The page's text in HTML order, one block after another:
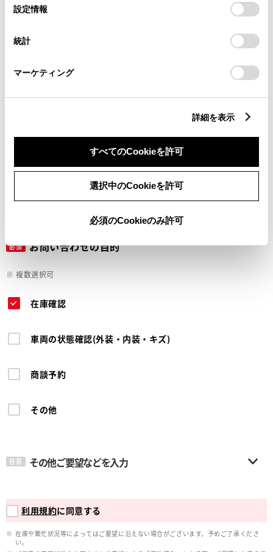
デバイスにすべてのCookie(クッキー)が保存されることに同
意したことになります。Cookie(クッキー)のオプトアウト、
設定の変更、同意を撤回したりするにあたっては、当社の
「Cookie（クッキー）情報の取り扱いについて
」をご覧くだ
設定情報
統計
マーケティング
詳細を表示
すべてのCookieを許可
選択中のCookieを許可
必須のCookieのみ許可
必須 ご希望の連絡方法
Eメール
メールアドレス
必須 お問い合わせの目的
※ 複数選択可
在庫確認
車両の状態確認(外装・内装・キズ)
商談予約
その他
任意 その他ご要望などを入力
利用規約に同意する
在庫や繁忙状況等によってはご要望に沿えない場合がございます。予めご了承くださ
い。